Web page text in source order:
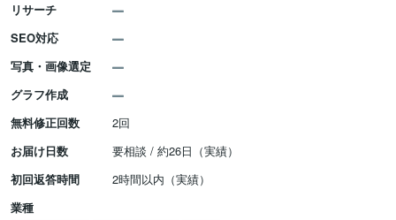
リサーチ
SEO対応
写真・画像選定
グラフ作成
無料修正回数
2回
お届け日数
要相談 / 約26日（実績）
初回返答時間
2時間以内（実績）
業種